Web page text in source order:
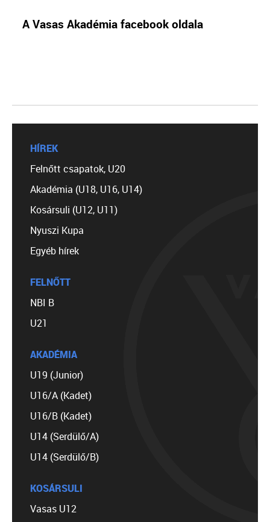
A Vasas Akadémia facebook oldala
HÍREK
Felnőtt csapatok, U20
Akadémia (U18, U16, U14)
Kosársuli (U12, U11)
Nyuszi Kupa
Egyéb hírek
FELNŐTT
NBI B
U21
AKADÉMIA
U19 (Junior)
U16/A (Kadet)
U16/B (Kadet)
U14 (Serdülő/A)
U14 (Serdülő/B)
KOSÁRSULI
Vasas U12